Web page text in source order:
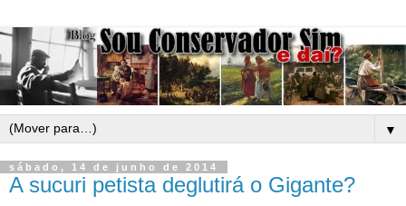
▼
sábado, 14 de junho de 2014
A sucuri petista deglutirá o Gigante?